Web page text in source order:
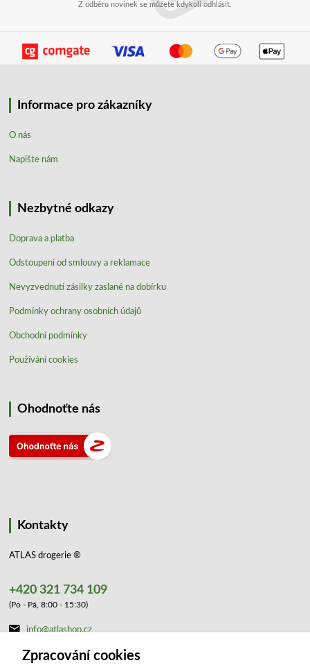
Z odběru novinek se můžete kdykoli odhlásit.
Informace pro zákazníky
O nás
Napište nám
Nezbytné odkazy
Doprava a platba
Odstoupení od smlouvy a reklamace
Nevyzvednutí zásilky zaslané na dobírku
Podmínky ochrany osobních údajů
Obchodní podmínky
Používání cookies
Ohodnoťte nás
Kontakty
ATLAS drogerie ®
+420 321 734 109
(Po - Pá, 8:00 - 15:30)
info@atlashop.cz
Zpracování cookies